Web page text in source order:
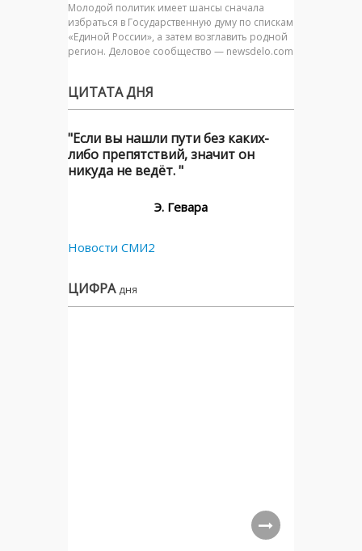
Молодой политик имеет шансы сначала
избраться в Государственную думу по спискам
«Единой России», а затем возглавить родной
регион. Деловое сообщество — newsdelo.com
ЦИТАТА ДНЯ
"Если вы нашли пути без каких-
либо препятствий, значит он
никуда не ведёт. "
Э. Гевара
Новости СМИ2
ЦИФРА дня